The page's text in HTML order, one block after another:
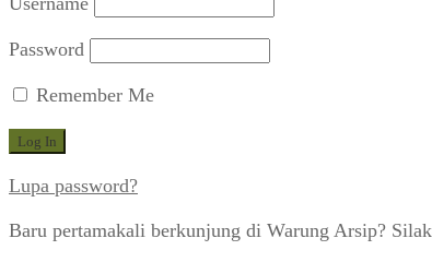
Password
Remember Me
Lupa password?
Baru pertamakali berkunjung di Warung Arsip?